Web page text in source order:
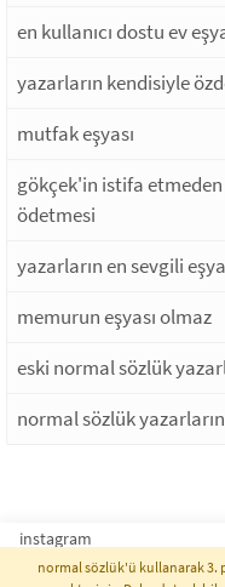
en kullanıcı dostu ev
yazarların kendisiyle
mutfak eşyası
gökçek'in istifa etmeden
ödetmesi
yazarların en sevgili
memurun eşyası olmaz
eski normal sözlük
normal sözlük
instagram
normal sözlük'ü kullanarak 3.